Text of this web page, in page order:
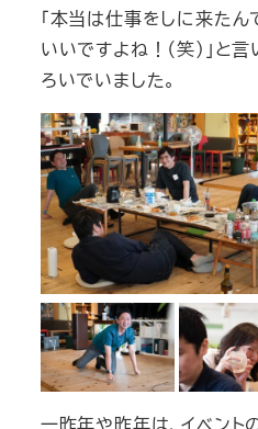
「本当は仕事をしに来たん
いいですよね！（笑）」と
ろいでいました。